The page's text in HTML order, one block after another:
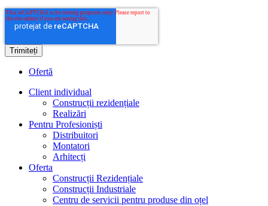
Ofertă
Client individual
Construcții rezidențiale
Realizări
Pentru Profesioniști
Distribuitori
Montatori
Arhitecți
Oferta
Construcții Rezidențiale
Construcții Industriale
Centru de servicii pentru produse din oțel